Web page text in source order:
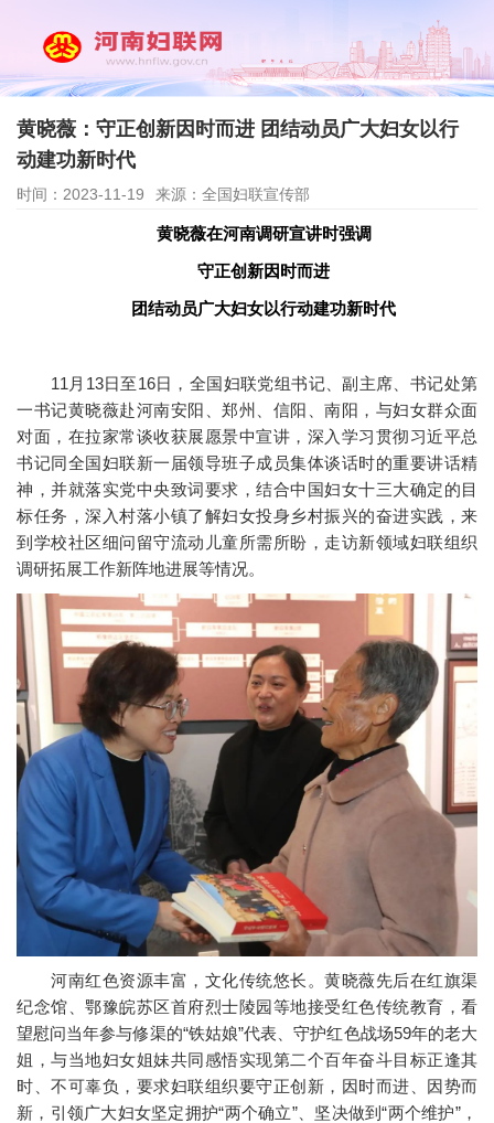
黄晓薇：守正创新因时而进 团结动员广大妇女以行
动建功新时代
时间：2023-11-19 来源：全国妇联宣传部
黄晓薇在河南调研宣讲时强调
守正创新因时而进
团结动员广大妇女以行动建功新时代
11月13日至16日，全国妇联党组书记、副主席、书记处第
一书记黄晓薇赴河南安阳、郑州、信阳、南阳，与妇女群众面
对面，在拉家常谈收获展愿景中宣讲，深入学习贯彻习近平总
书记同全国妇联新一届领导班子成员集体谈话时的重要讲话精
神，并就落实党中央致词要求，结合中国妇女十三大确定的目
标任务，深入村落小镇了解妇女投身乡村振兴的奋进实践，来
到学校社区细问留守流动儿童所需所盼，走访新领域妇联组织
调研拓展工作新阵地进展等情况。
河南红色资源丰富，文化传统悠长。黄晓薇先后在红旗渠
纪念馆、鄂豫皖苏区首府烈士陵园等地接受红色传统教育，看
望慰问当年参与修渠的“铁姑娘”代表、守护红色战场59年的老大
姐，与当地妇女姐妹共同感悟实现第二个百年奋斗目标正逢其
时、不可辜负，要求妇联组织要守正创新，因时而进、因势而
新，引领广大妇女坚定拥护“两个确立”、坚决做到“两个维护”，